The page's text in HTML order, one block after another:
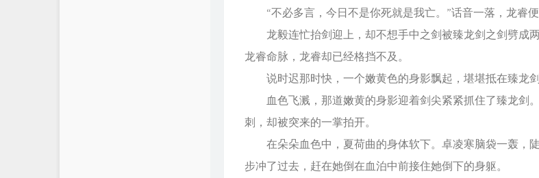
“不必多言，今日不是你死就是我亡。”话音一落，龙睿便
龙毅连忙抬剑迎上，却不想手中之剑被臻龙剑之剑劈成
龙睿命脉，龙睿却已经格挡不及。
说时迟那时快，一个嫩黄色的身影飘起，堪堪抵在臻龙剑
血色飞溅，那道嫩黄的身影迎着剑尖紧紧抓住了臻龙剑
刺，却被突来的一掌拍开。
在朵朵血色中，夏荷曲的身体软下。卓凌寒脑袋一轰，
步冲了过去，赶在她倒在血泊中前接住她倒下的身躯。